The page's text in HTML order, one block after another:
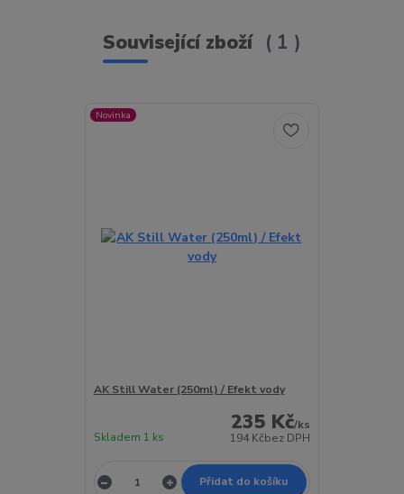
Související zboží 1
Novinka
AK Still Water (250ml) / Efekt vody
235 Kč/ks
194 Kčbez DPH
Skladem 1 ks
Přidat do košíku